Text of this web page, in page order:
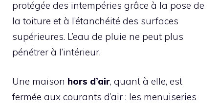
protégée des intempéries grâce à la pose de
la toiture et à l’étanchéité des surfaces
supérieures. L’eau de pluie ne peut plus
pénétrer à l’intérieur.
Une maison hors d’air, quant à elle, est
fermée aux courants d’air : les menuiseries